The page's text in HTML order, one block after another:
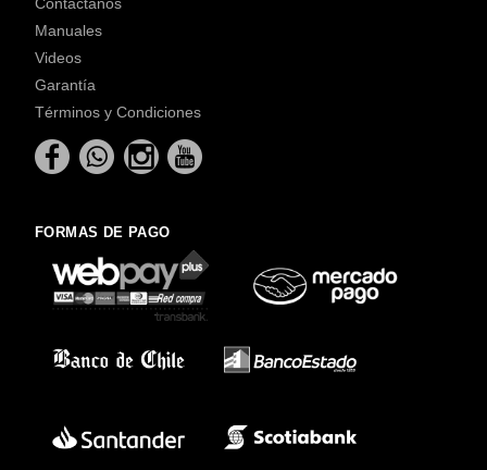
Manuales
Videos
Garantía
Términos y Condiciones
FORMAS DE PAGO